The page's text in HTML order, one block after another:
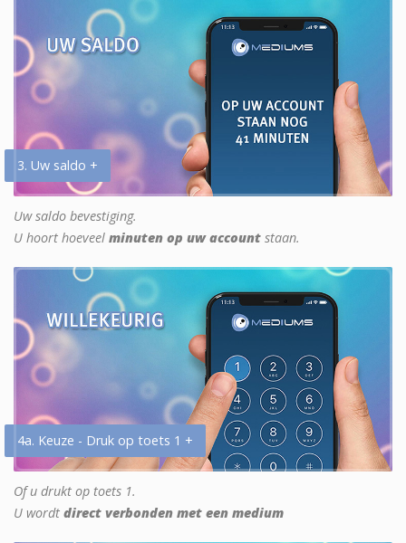
3. Uw saldo +
Uw saldo bevestiging.
U hoort hoeveel minuten op uw account staan.
4a. Keuze - Druk op toets 1 +
Of u drukt op toets 1.
U wordt direct verbonden met een medium